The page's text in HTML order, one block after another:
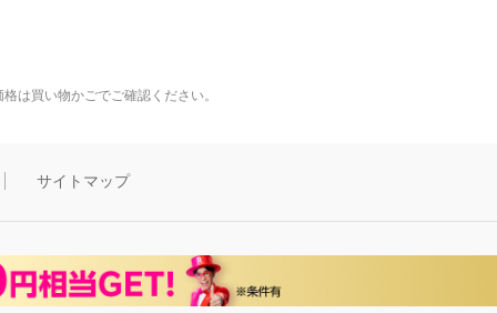
は買い物かごでご確認ください。
サイトマップ